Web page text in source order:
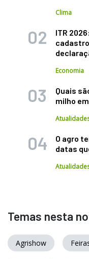
Clima
ITR
Economia
Quais
milho
O agro
datas
Temas nesta
Agrishow